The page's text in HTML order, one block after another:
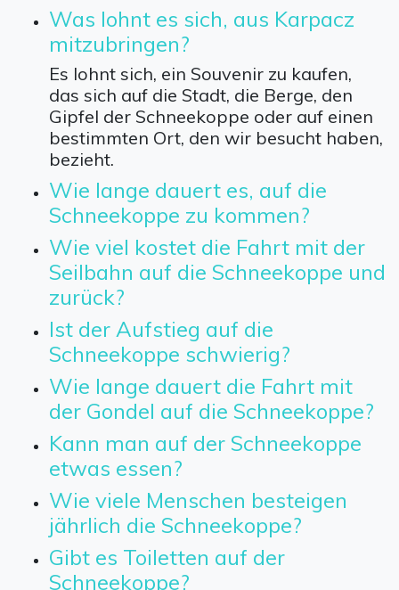
Was lohnt es sich, aus Karpacz
mitzubringen?
Es lohnt sich, ein Souvenir zu kaufen,
das sich auf die Stadt, die Berge, den
Gipfel der Schneekoppe oder auf einen
bestimmten Ort, den wir besucht haben,
bezieht.
Wie lange dauert es, auf die
Schneekoppe zu kommen?
Wie viel kostet die Fahrt mit der
Seilbahn auf die Schneekoppe und
zurück?
Ist der Aufstieg auf die
Schneekoppe schwierig?
Wie lange dauert die Fahrt mit
der Gondel auf die Schneekoppe?
Kann man auf der Schneekoppe
etwas essen?
Wie viele Menschen besteigen
jährlich die Schneekoppe?
Gibt es Toiletten auf der
Schneekoppe?